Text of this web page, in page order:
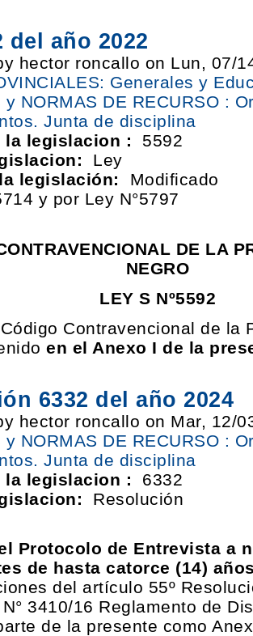
del año 2022
hector roncallo on Lun, 07/
Generales y
y NORMAS DE RECURSO :
Junta de disciplina
la legislacion :
5592
Ley
legislación:
Modificado
y por Ley N°5797
DE LA
NEGRO
LEY S Nº5592
Contravencional de la
en el Anexo I de la
6332 del año 2024
hector roncallo on Mar, 12/
y NORMAS DE RECURSO :
Junta de disciplina
la legislacion :
6332
Resolución
Protocolo de Entrevista a
de hasta catorce (14)
del artículo 55º
3410/16 Reglamento de
de la presente como